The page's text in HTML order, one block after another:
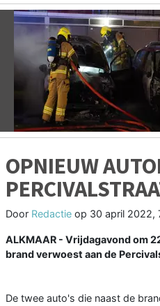
OPNIEUW
Door Redactie op 30 april 2022,
ALKMAAR - Vrijdagavond om
brand verwoest aan de
De twee auto's die naast de